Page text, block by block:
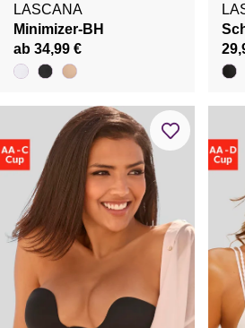
LASCANA
Minimizer-BH
ab 34,99 €